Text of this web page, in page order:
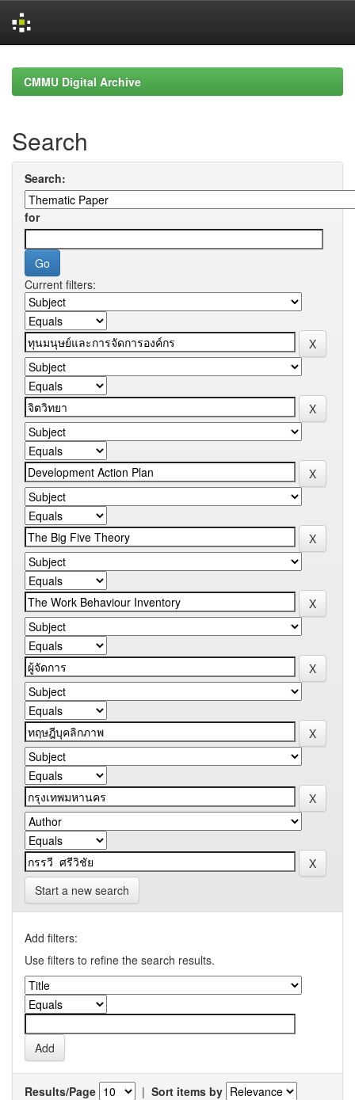
navigationCMMU Digital Archive
Search
Search:
for
Current filters:
Start a new search
Add filters:
Use filters to refine the search results.
Results/Page | Sort items by